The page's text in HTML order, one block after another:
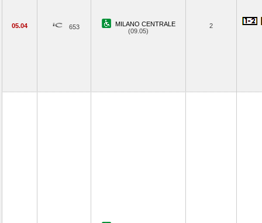
05.04 653
MILANO CENTRALE
(09.05)
2